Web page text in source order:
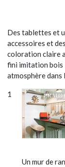
Des tablettes et
accessoires et
coloration claire
fini imitation bois
atmosphère dans
Un mur de